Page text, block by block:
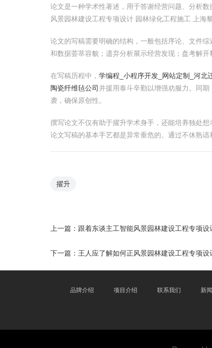
论文是一种学术性著述，用于答谢经营问题、分析
风景园林建设工程专项设计 园林绿化工程施工 上海
论文的写稿需要明确的结构，一般包括序论、文件
和数据荟萃容貌；遗弃分析展示经营发现；盘考解开
在写稿历程中， 学编程_小程序开发_网站定制_河北
陶瓷纤维毡公司 并援用泰斗辛勤以增强劝服力。同期
袭，确保原创性。
撰写论文不仅有助于擢升学术身手，还能培养独处
论文写稿的基本手艺都是异常垂危的。通过不休熟
擢升
上一篇： 跟着东谈主工智能风景园林建设工程专项
下一篇： 王人应了解如何正风景园林建设工程专项
品牌介绍 项目介绍 联系我们 新